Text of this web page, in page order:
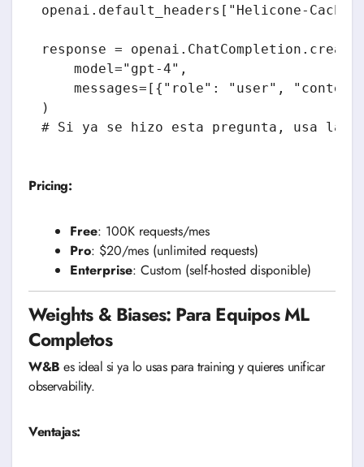
openai.default_headers["Helicone-
response =
    model="gpt-4",
messages=[{"role": "user",
)
Pricing:
Free: 100K requests/mes
Pro: $20/mes (unlimited requests)
Enterprise: Custom (self-hosted disponible)
Weights & Biases: Para Equipos ML
Completos
W&B es ideal si ya lo usas para training y quieres unificar
observability.
Ventajas: